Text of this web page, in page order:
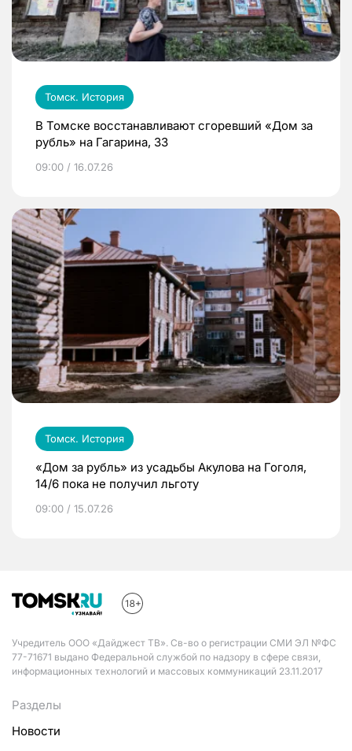
Томск. История
В Томске восстанавливают сгоревший «Дом за
рубль» на Гагарина, 33
09:00 / 16.07.26
Томск. История
«Дом за рубль» из усадьбы Акулова на Гоголя,
14/6 пока не получил льготу
09:00 / 15.07.26
Учредитель ООО «Дайджест ТВ». Св-во о регистрации СМИ ЭЛ №ФС
77-71671 выдано Федеральной службой по надзору в сфере связи,
информационных технологий и массовых коммуникаций 23.11.2017
Разделы
Новости